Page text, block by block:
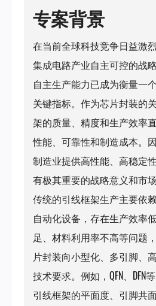
专案背景
在当前全球科技竞争日益激
集成电路产业自主可控的战
自主生产能力已成为衡量一
关键指标。作为芯片封装的
架的质量、精度和生产效率
性能、可靠性和制造成本。
制造业提供高性能、高稳定
有极其重要的战略意义和市场
传统的引线框架生产主要依
自动化设备，存在生产效率
足、材料利用率不高等问题
片封装向小型化、多引脚、
技术要求。例如，QFN、DFN
引线框架的平面度、引脚共